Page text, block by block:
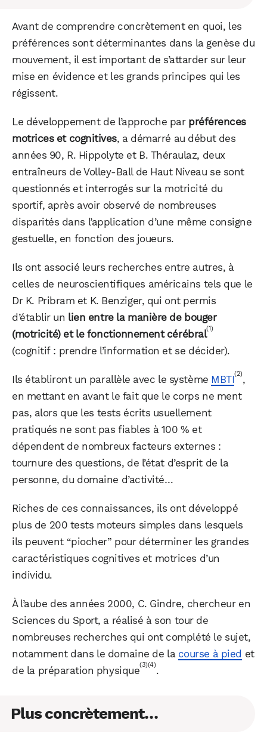
Avant de comprendre concrètement en quoi, les
préférences sont déterminantes dans la genèse du
mouvement, il est important de s’attarder sur leur
mise en évidence et les grands principes qui les
régissent.
Le développement de l’approche par préférences
motrices et cognitives, a démarré au début des
années 90, R. Hippolyte et B. Théraulaz, deux
entraîneurs de Volley-Ball de Haut Niveau se sont
questionnés et interrogés sur la motricité du
sportif, après avoir observé de nombreuses
disparités dans l’application d’une même consigne
gestuelle, en fonction des joueurs.
Ils ont associé leurs recherches entre autres, à
celles de neuroscientifiques américains tels que le
Dr K. Pribram et K. Benziger, qui ont permis
d’établir un lien entre la manière de bouger
(motricité) et le fonctionnement cérébral(1)
(cognitif : prendre l’information et se décider).
Ils établiront un parallèle avec le système MBTI(2),
en mettant en avant le fait que le corps ne ment
pas, alors que les tests écrits usuellement
pratiqués ne sont pas fiables à 100 % et
dépendent de nombreux facteurs externes :
tournure des questions, de l’état d’esprit de la
personne, du domaine d’activité…
Riches de ces connaissances, ils ont développé
plus de 200 tests moteurs simples dans lesquels
ils peuvent “piocher” pour déterminer les grandes
caractéristiques cognitives et motrices d’un
individu.
À l’aube des années 2000, C. Gindre, chercheur en
Sciences du Sport, a réalisé à son tour de
nombreuses recherches qui ont complété le sujet,
notamment dans le domaine de la course à pied et
de la préparation physique(3)(4).
Plus concrètement…